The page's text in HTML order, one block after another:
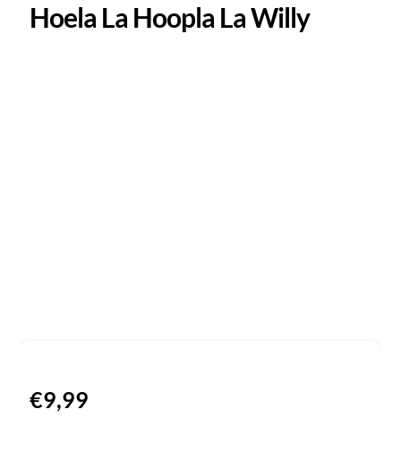
Hoela La Hoopla La Willy
€9,99